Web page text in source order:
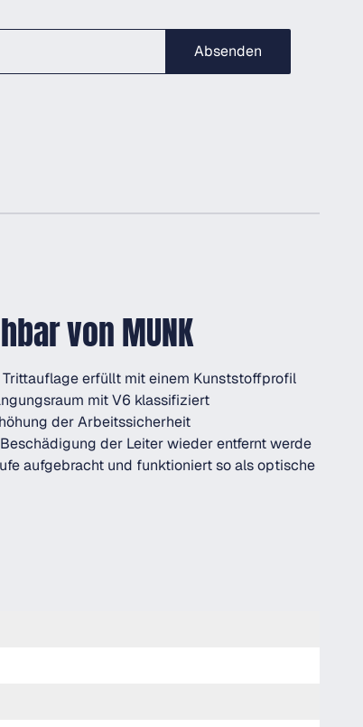
Absenden
von MUNK
erfüllt mit einem Kunststoffprofil
mit V6 klassifiziert
der Arbeitssicherheit
der Leiter wieder entfernt werde
aufgebracht und funktioniert so als optische